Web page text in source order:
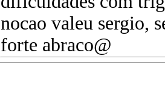
nocao valeu sergio,
forte abraco@